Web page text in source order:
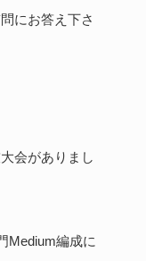
にお答え下さ
会がありまし
Medium編成に